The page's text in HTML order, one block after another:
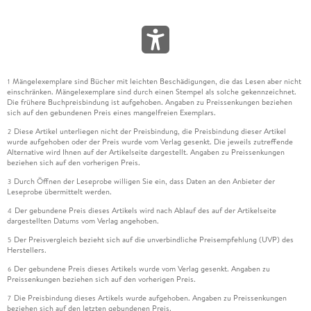
1 Mängelexemplare sind Bücher mit leichten Beschädigungen, die das Lesen aber nicht
einschränken. Mängelexemplare sind durch einen Stempel als solche gekennzeichnet.
Die frühere Buchpreisbindung ist aufgehoben. Angaben zu Preissenkungen beziehen
sich auf den gebundenen Preis eines mangelfreien Exemplars.
2 Diese Artikel unterliegen nicht der Preisbindung, die Preisbindung dieser Artikel
wurde aufgehoben oder der Preis wurde vom Verlag gesenkt. Die jeweils zutreffende
Alternative wird Ihnen auf der Artikelseite dargestellt. Angaben zu Preissenkungen
beziehen sich auf den vorherigen Preis.
3 Durch Öffnen der Leseprobe willigen Sie ein, dass Daten an den Anbieter der
Leseprobe übermittelt werden.
4 Der gebundene Preis dieses Artikels wird nach Ablauf des auf der Artikelseite
dargestellten Datums vom Verlag angehoben.
5 Der Preisvergleich bezieht sich auf die unverbindliche Preisempfehlung (UVP) des
Herstellers.
6 Der gebundene Preis dieses Artikels wurde vom Verlag gesenkt. Angaben zu
Preissenkungen beziehen sich auf den vorherigen Preis.
7 Die Preisbindung dieses Artikels wurde aufgehoben. Angaben zu Preissenkungen
beziehen sich auf den letzten gebundenen Preis.